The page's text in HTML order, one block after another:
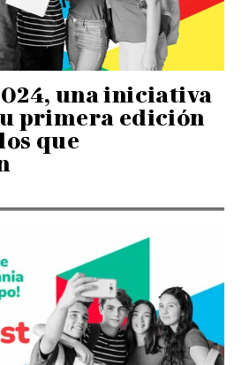
una iniciativa
primera edición
que